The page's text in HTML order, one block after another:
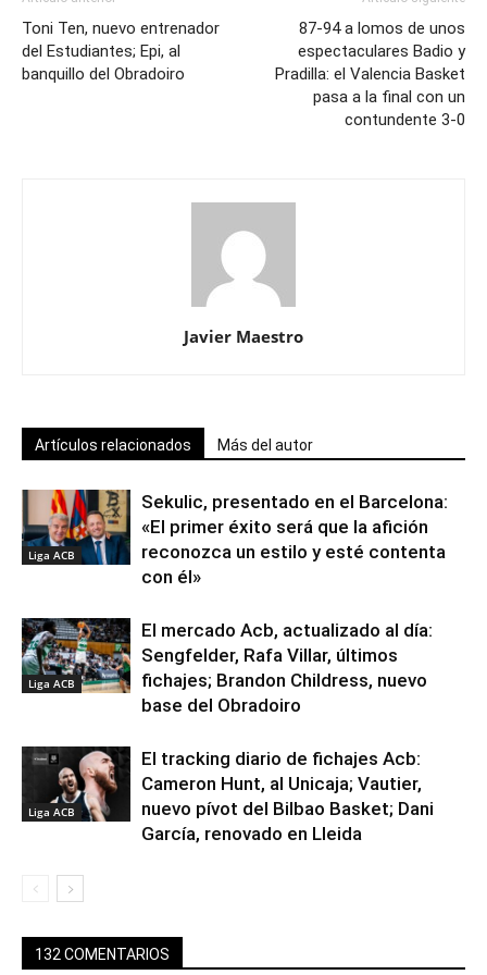
Toni Ten, nuevo entrenador
del Estudiantes; Epi, al
banquillo del Obradoiro
87-94 a lomos de unos
espectaculares Badio y
Pradilla: el Valencia Basket
pasa a la final con un
contundente 3-0
Javier Maestro
Artículos relacionados Más del autor
Liga ACB
Sekulic, presentado en el Barcelona:
«El primer éxito será que la afición
reconozca un estilo y esté contenta
con él»
Liga ACB
El mercado Acb, actualizado al día:
Sengfelder, Rafa Villar, últimos
fichajes; Brandon Childress, nuevo
base del Obradoiro
Liga ACB
El tracking diario de fichajes Acb:
Cameron Hunt, al Unicaja; Vautier,
nuevo pívot del Bilbao Basket; Dani
García, renovado en Lleida
132 COMENTARIOS